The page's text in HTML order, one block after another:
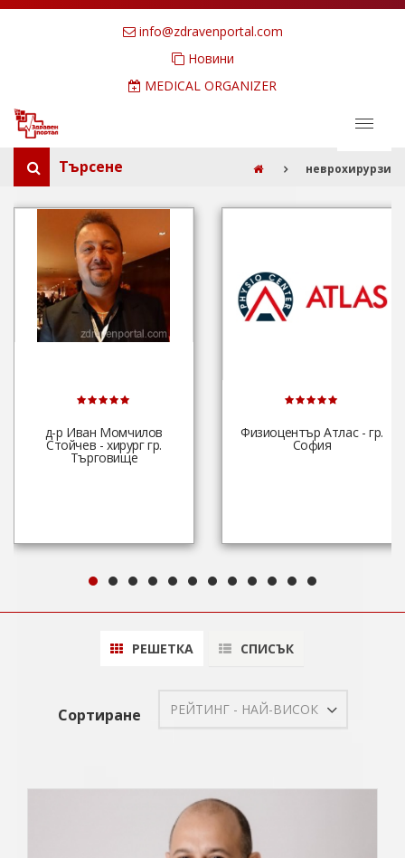
info@zdravenportal.com
Новини
MEDICAL ORGANIZER
Търсене неврохирурзи
д-р Иван Момчилов
Стойчев - хирург гр.
Търговище
Физиоцентър Атлас - гр.
София
РЕШЕТКА СПИСЪК
Сортиране РЕЙТИНГ - НАЙ-ВИСОК